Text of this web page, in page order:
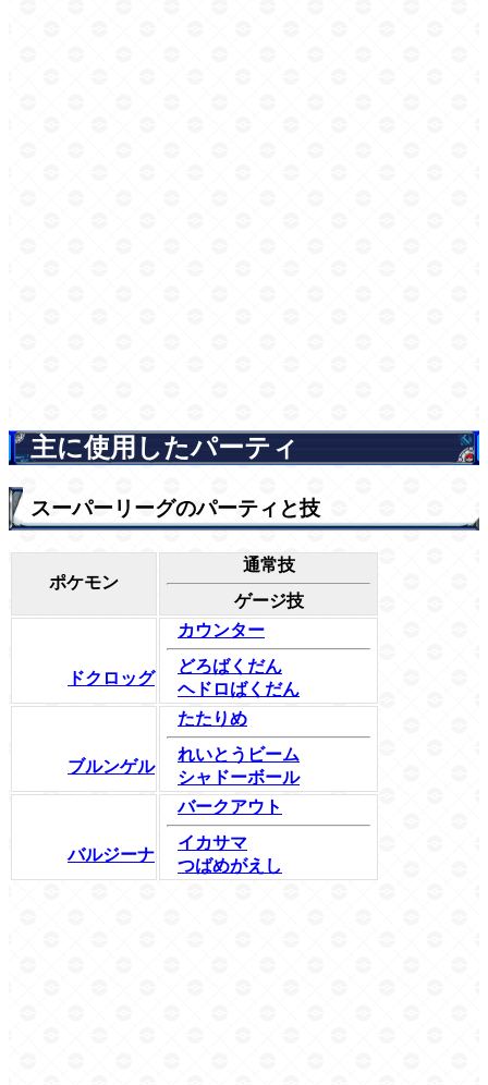
主に使用したパーティ
スーパーリーグのパーティと技
ポケモン
通常技
ゲージ技
ドクロッグ
カウンター
どろばくだん
ヘドロばくだん
ブルンゲル
たたりめ
れいとうビーム
シャドーボール
バルジーナ
バークアウト
イカサマ
つばめがえし